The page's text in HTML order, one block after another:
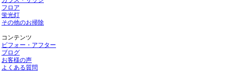
フロア
蛍光灯
その他のお掃除
コンテンツ
ビフォー・アフター
ブログ
お客様の声
よくある質問